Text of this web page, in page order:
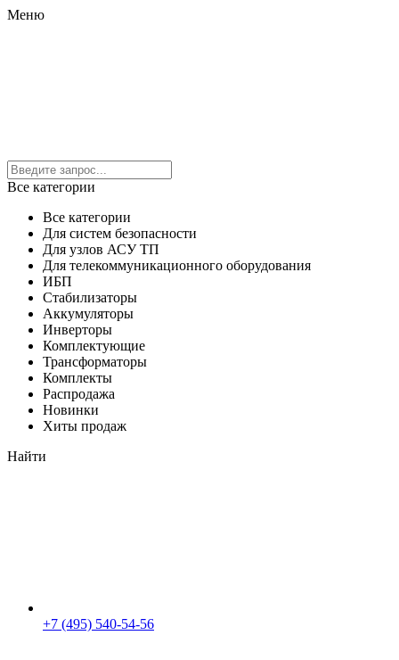
Меню
Все категории
Все категории
Для систем безопасности
Для узлов АСУ ТП
Для телекоммуникационного оборудования
ИБП
Стабилизаторы
Аккумуляторы
Инверторы
Комплектующие
Трансформаторы
Комплекты
Распродажа
Новинки
Хиты продаж
Найти
+7 (495) 540-54-56